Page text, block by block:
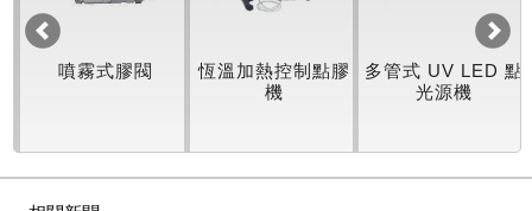
噴霧式膠閥
恆溫加熱控制點膠
機
多管式 UV LED 點
光源機